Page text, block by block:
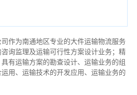
作为南通地区专业的大件运输物流服务
询监理及运输可行性方案设计业务；精
有运输方案的勘查设计、运输业务的组
用、运输技术的开发应用、运输业务的